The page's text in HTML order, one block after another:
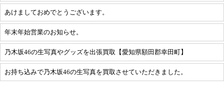
あけましておめでとうございます。
年末年始営業のお知らせ。
乃木坂46の生写真やグッズを出張買取【愛知県額田郡幸田町】
お持ち込みで乃木坂46の生写真を買取させていただきました。